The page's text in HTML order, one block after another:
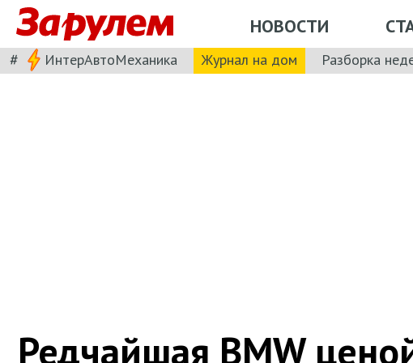
НОВОСТИ
# ИнтерАвтоМеханика Журнал на дом Разборка
Редчайшая BMW